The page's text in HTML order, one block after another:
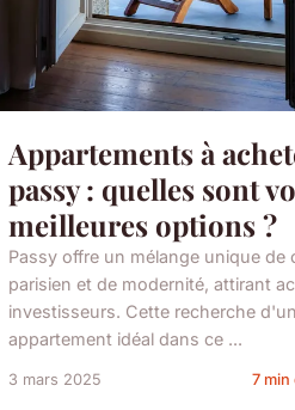
Appartements à
passy : quelles sont
meilleures options ?
Passy offre un mélange unique de
parisien et de modernité, attirant
investisseurs. Cette recherche d'un
appartement idéal dans ce ...
3 mars 2025 7